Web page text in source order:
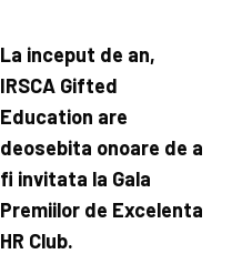
La inceput de an,
IRSCA Gifted
Education are
deosebita onoare de a
fi invitata la Gala
Premiilor de Excelenta
HR Club.